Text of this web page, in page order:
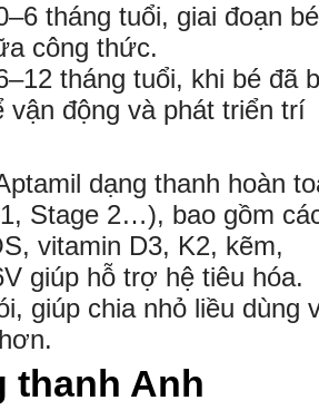
tháng tuổi, giai đoạn bé
công thức.
tháng tuổi, khi bé đã
động và phát triển trí
dạng thanh hoàn
Stage 2…), bao gồm
vitamin D3, K2, kẽm,
giúp hỗ trợ hệ tiêu hóa.
giúp chia nhỏ liều dùng
thanh Anh